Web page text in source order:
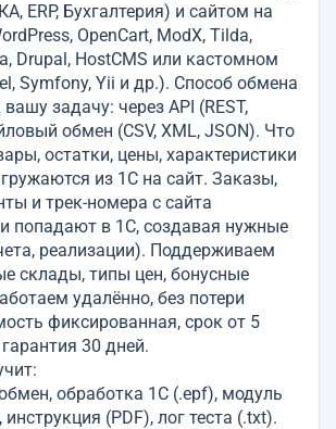
ERP, Бухгалтерия) и сайтом на
OpenCart, ModX, Tilda,
Drupal, HostCMS или кастомном
Symfony, Yii и др.). Способ обмена
задачу: через API (REST,
обмен (CSV, XML, JSON). Что
остатки, цены, характеристики
из 1С на сайт. Заказы,
и трек-номера с сайта
попадают в 1С, создавая нужные
реализации). Поддерживаем
склады, типы цен, бонусные
удалённо, без потери
фиксированная, срок от 5
30 дней.
обработка 1С (.epf), модуль
(PDF), лог теста (.txt).